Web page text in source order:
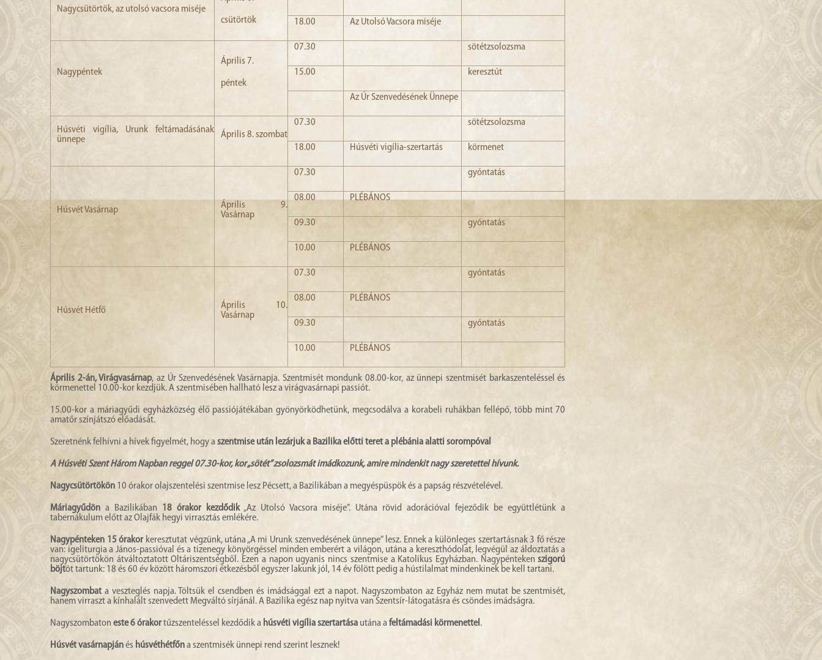
Nagycsütörtök, az utolsó vacsora miséje
csütörtök 18.00 Az Utolsó Vacsora miséje
Nagypéntek
Április 7.
péntek
07.30 sötétzsolozsma
15.00 keresztút
Az Úr Szenvedésének Ünnepe
Húsvéti vigília, Urunk feltámadásának
ünnepe
Április 8. szombat
07.30 sötétzsolozsma
18.00 Húsvéti vigília-szertartás körmenet
Húsvét Vasárnap
Április 9.
Vasárnap
07.30 gyóntatás
08.00 PLÉBÁNOS
09.30 gyóntatás
10.00 PLÉBÁNOS
Húsvét Hétfő
Április 10.
Vasárnap
07.30 gyóntatás
08.00 PLÉBÁNOS
09.30 gyóntatás
10.00 PLÉBÁNOS
Április 2-án, Virágvasárnap, az Úr Szenvedésének Vasárnapja. Szentmisét mondunk 08.00-kor, az ünnepi szentmisét barkaszenteléssel és
körmenettel 10.00-kor kezdjük. A szentmisében hallható lesz a virágvasárnapi passiót.
15.00-kor a máriagyűdi egyházközség élő passiójátékában gyönyörködhetünk, megcsodálva a korabeli ruhákban fellépő, több mint 70
amatőr színjátszó előadását.
Szeretnénk felhívni a hívek figyelmét, hogy aszentmise után lezárjuk a Bazilika előtti teret a plébánia alatti sorompóval
A Húsvéti Szent Három Napban reggel 07.30-kor, kor „sötét” zsolozsmát imádkozunk, amire mindenkit nagy szeretettel hívunk.
Nagycsütörtökön 10 órakor olajszentelési szentmise lesz Pécsett, a Bazilikában a megyéspüspök és a papság részvételével.
Máriagyűdön a Bazilikában 18 órakor kezdődik„Az Utolsó Vacsora miséje”. Utána rövid adorációval fejeződik be együttlétünk a
tabernákulum előtt az Olajfák hegyi virrasztás emlékére.
Nagypénteken 15 órakorkeresztutat végzünk, utána „A mi Urunk szenvedésének ünnepe” lesz. Ennek a különleges szertartásnak 3 fő része
van: igeliturgia a János-passióval és a tizenegy könyörgéssel minden emberért a világon, utána a kereszthódolat, legvégül az áldoztatás a
nagycsütörtökön átváltoztatott Oltáriszentségből. Ezen a napon ugyanis nincs szentmise a Katolikus Egyházban. Nagypéntekenszigorú
böjtöt tartunk: 18 és 60 év között háromszori étkezésből egyszer lakunk jól, 14 év fölött pedig a hústilalmat mindenkinek be kell tartani.
Nagyszombata veszteglés napja. Töltsük el csendben és imádsággal ezt a napot. Nagyszombaton az Egyház nem mutat be szentmisét,
hanem virraszt a kínhalált szenvedett Megváltó sírjánál. A Bazilika egész nap nyitva van Szentsír-látogatásra és csöndes imádságra.
Nagyszombaton este 6 órakortűzszenteléssel kezdődik a húsvéti vigília szertartása utána afeltámadási körmenettel .
Húsvét vasárnapjánés húsvéthétfőna szentmisék ünnepi rend szerint lesznek!